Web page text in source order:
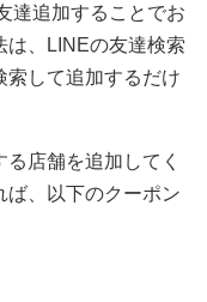
達追加することでお
は、LINEの友達検索
索して追加するだけ
店舗を追加してく
ば、以下のクーポン